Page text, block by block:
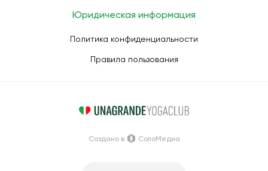
Юридическая информация
Политика конфиденциальности
Правила пользования
Создано в СолоМедиа